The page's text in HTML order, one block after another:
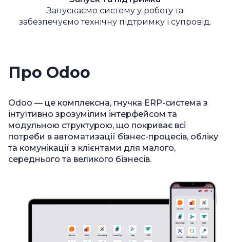
Запускаємо систему у роботу та
забезпечуємо технічну підтримку і супровід.
Про Odoo
Odoo — це комплексна, гнучка ERP-система з
інтуїтивно зрозумілим інтерфейсом та
модульною структурою, що покриває всі
потреби в автоматизації бізнес-процесів, обліку
та комунікації з клієнтами для малого,
середнього та великого бізнесів.